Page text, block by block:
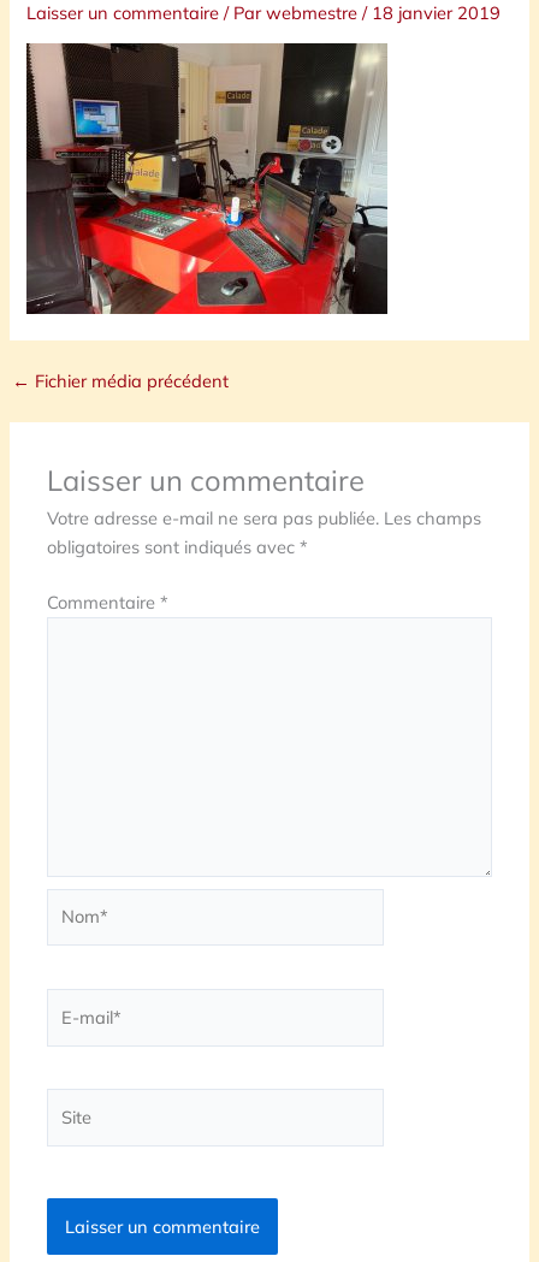
Laisser un commentaire / Parwebmestre/ 18 janvier 2019
← Fichier média précédent
Laisser un commentaire
Votre adresse e-mail ne sera pas publiée. Les champs
obligatoires sont indiqués avec*
Commentaire*
mail*